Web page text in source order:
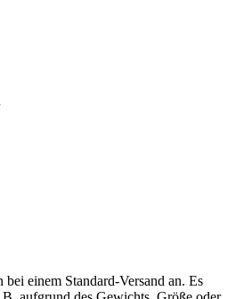
einem Standard-Versand an. Es